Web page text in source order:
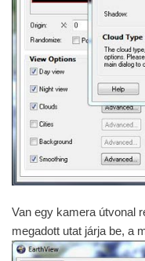
Van egy kamera útvonal
megadott utat járja be, a